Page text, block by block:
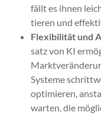
fällt es ihnen
tieren und
Flex­i­bil­ität und
satz von KI
Sys­teme
opti­mieren,
warten, die